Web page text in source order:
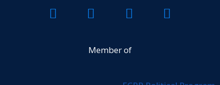
F
a
T
w
t
Y
o
t
I
n
Member of